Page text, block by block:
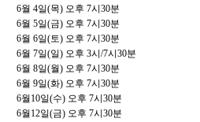
6월 4일(목) 오후 7시 30분
6월 5일(금) 오후 7시 30분
6월 6일(토) 오후 7시 30분
6월 7일(일) 오후 3시 /7시 30분
6월 8일(월) 오후 7시 30분
6월 9일(화) 오후 7시 30분
6월 10일(수) 오후 7시 30분
6월 12일(금) 오후 7시 30분